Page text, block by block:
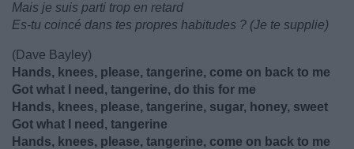
Mais je suis parti trop en retard
Es-tu coincé dans tes propres habitudes ? (Je te supplie)
(Dave Bayley)
Hands, knees, please, tangerine, come on back to me
Got what I need, tangerine, do this for me
Hands, knees, please, tangerine, sugar, honey, sweet
Got what I need, tangerine
Hands, knees, please, tangerine, come on back to me